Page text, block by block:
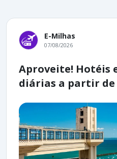
E-Milhas
07/08/2026
Aproveite! Hotéis
diárias a partir de